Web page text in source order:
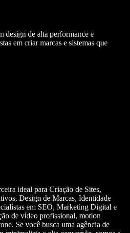
design de alta performance e
em criar marcas e sistemas que
ideal para Criação de Sites,
Design de Marcas, Identidade
em SEO, Marketing Digital e
de vídeo profissional, motion
Se você busca uma agência de